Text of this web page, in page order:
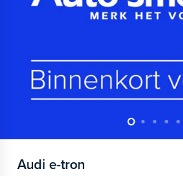
Audi e-tron